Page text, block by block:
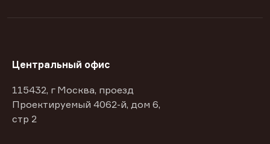
Центральный офис
115432, г Москва, проезд
Проектируемый 4062-й, дом 6,
стр 2